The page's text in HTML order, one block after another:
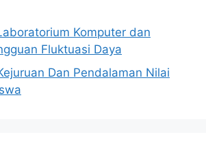
Komputer dan
Fluktuasi Daya
Dan Pendalaman Nilai